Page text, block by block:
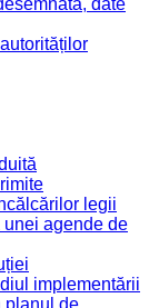
legii
agende de
implementării
planul de